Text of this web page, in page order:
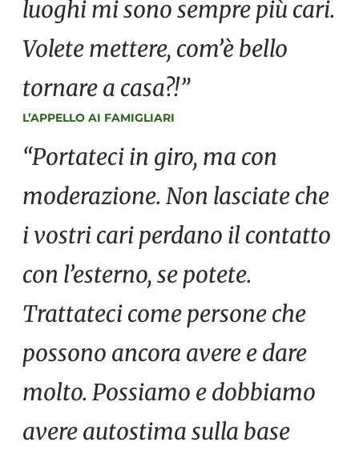
luoghi mi sono sempre più cari.
Volete mettere, com’è bello
tornare a casa?!”
L’APPELLO AI FAMIGLIARI
“Portateci in giro, ma con
moderazione. Non lasciate che
i vostri cari perdano il contatto
con l’esterno, se potete.
Trattateci come persone che
possono ancora avere e dare
molto. Possiamo e dobbiamo
avere autostima sulla base